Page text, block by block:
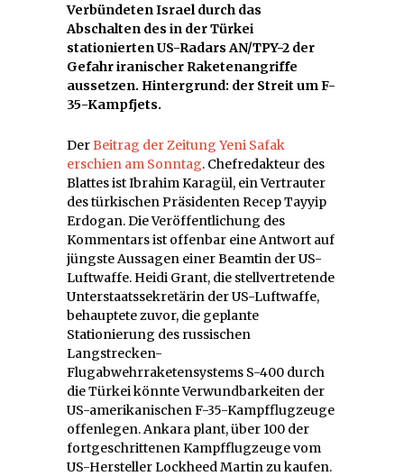
Verbündeten Israel durch das
Abschalten des in der Türkei
stationierten US-Radars AN/TPY-2 der
Gefahr iranischer Raketenangriffe
aussetzen. Hintergrund: der Streit um F-
35-Kampfjets.
DerBeitrag der Zeitung Yeni Safak
erschien am Sonntag. Chefredakteur des
Blattes ist Ibrahim Karagül, ein Vertrauter
des türkischen Präsidenten Recep Tayyip
Erdogan. Die Veröffentlichung des
Kommentars ist offenbar eine Antwort auf
jüngste Aussagen einer Beamtin der US-
Luftwaffe. Heidi Grant, die stellvertretende
Unterstaatssekretärin der US-Luftwaffe,
behauptete zuvor, die geplante
Stationierung des russischen
Langstrecken-
Flugabwehrraketensystems S-400 durch
die Türkei könnte Verwundbarkeiten der
US-amerikanischen F-35-Kampfflugzeuge
offenlegen. Ankara plant, über 100 der
fortgeschrittenen Kampfflugzeuge vom
US-Hersteller Lockheed Martin zu kaufen.